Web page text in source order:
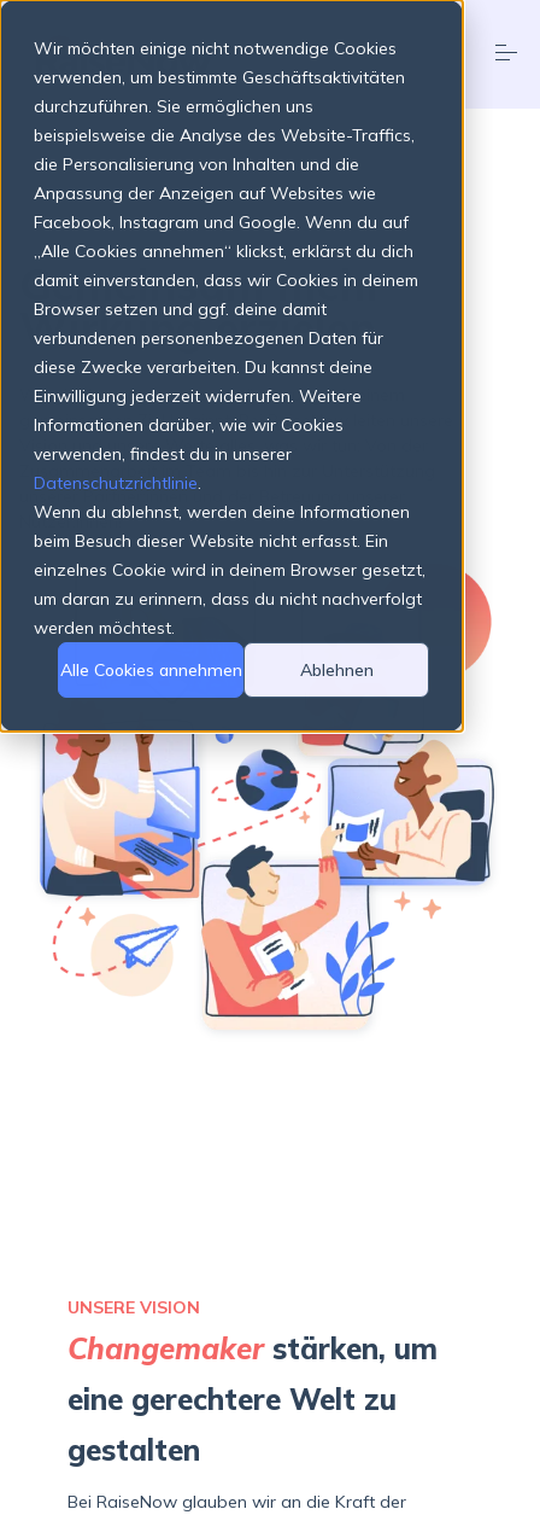
Wir möchten einige nicht notwendige Cookies
verwenden, um bestimmte Geschäftsaktivitäten
durchzuführen. Sie ermöglichen uns
beispielsweise die Analyse des Website-Traffics,
die Personalisierung von Inhalten und die
Anpassung der Anzeigen auf Websites wie
Facebook, Instagram und Google. Wenn du auf
„Alle Cookies annehmen“ klickst, erklärst du dich
damit einverstanden, dass wir Cookies in deinem
Browser setzen und ggf. deine damit
verbundenen personenbezogenen Daten für
diese Zwecke verarbeiten. Du kannst deine
Einwilligung jederzeit widerrufen. Weitere
Informationen darüber, wie wir Cookies
verwenden, findest du in unserer
Datenschutzrichtlinie.
Wenn du ablehnst, werden deine Informationen
beim Besuch dieser Website nicht erfasst. Ein
einzelnes Cookie wird in deinem Browser gesetzt,
um daran zu erinnern, dass du nicht nachverfolgt
werden möchtest.
Alle Cookies annehmen
Ablehnen
S
Produkte
Preise
Über uns
Ressourcen
Login Jetzt starten
There are no suggestions because the search field is empty.
Gemeinsam mehr
Wirkung erzielen
Wir glauben, dass echte Veränderung mit einem
gemeinsamen Ziel beginnt. Bei RaiseNow leiten unsere
Vision und unsere Werte alles, was wir tun: Von der
unserer Partner:innen und der Betreuung unserer
Nutzer:innen!
UNSERE VISION
Changemakerstärken, um
eine gerechtere Welt zu
gestalten
Bei RaiseNow glauben wir an die Kraft der